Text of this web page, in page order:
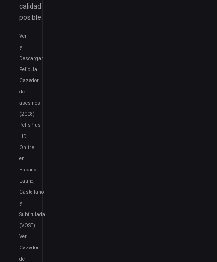
calidad
posible.
Ver
y
Descargar
Pelicula
Cazador
de
asesinos
(2008)
PelisPlus
HD
Online
en
Español
Latino,
Castellano
y
Subtitulada
(VOSE).
Ver
Cazador
de